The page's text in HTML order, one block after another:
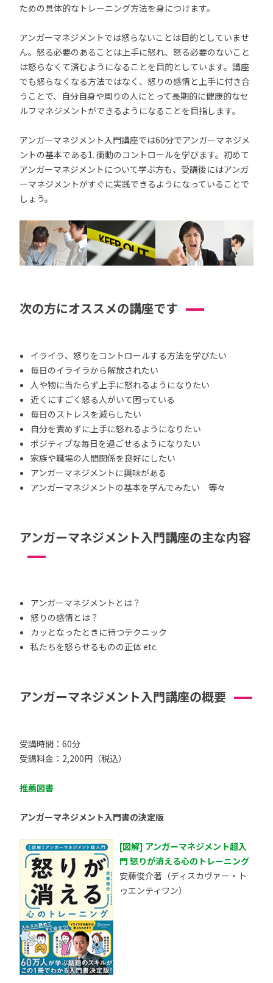
ための具体的なトレーニング方法を身につけます。
アンガーマネジメントでは怒らないことは目的としていませ
ん。怒る必要のあることは上手に怒れ、怒る必要のないこと
は怒らなくて済むようになることを目的としています。講座
でも怒らなくなる方法ではなく、怒りの感情と上手に付き合
うことで、自分自身や周りの人にとって長期的に健康的なセ
ルフマネジメントができるようになることを目指します。
アンガーマネジメント入門講座では60分でアンガーマネジメ
ントの基本である1. 衝動のコントロールを学びます。初めて
アンガーマネジメントについて学ぶ方も、受講後にはアンガ
ーマネジメントがすぐに実践できるようになっていることで
しょう。
次の方にオススメの講座です
イライラ、怒りをコントロールする方法を学びたい
毎日のイライラから解放されたい
人や物に当たらず上手に怒れるようになりたい
近くにすごく怒る人がいて困っている
毎日のストレスを減らしたい
自分を責めずに上手に怒れるようになりたい
ポジティブな毎日を過ごせるようになりたい
家族や職場の人間関係を良好にしたい
アンガーマネジメントに興味がある
アンガーマネジメントの基本を学んでみたい 等々
アンガーマネジメント入門講座の主な内容
アンガーマネジメントとは？
怒りの感情とは？
カッとなったときに待つテクニック
私たちを怒らせるものの正体 etc.
アンガーマネジメント入門講座の概要
受講時間：60分
受講料金：2,200円（税込）
推薦図書
アンガーマネジメント入門書の決定版
[図解] アンガーマネジメント超入
門 怒りが消える心のトレーニング
安藤俊介著（ディスカヴァー・ト
ゥエンティワン）